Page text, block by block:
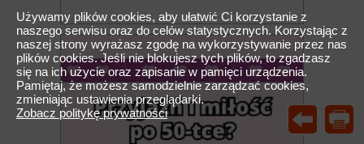
Używamy plików cookies, aby ułatwić Ci korzystanie z
naszego serwisu oraz do celów statystycznych. Korzystając z
naszej strony wyrażasz zgodę na wykorzystywanie przez nas
plików cookies. Jeśli nie blokujesz tych plików, to zgadzasz
się na ich użycie oraz zapisanie w pamięci urządzenia.
Pamiętaj, że możesz samodzielnie zarządzać cookies,
zmieniając ustawienia przeglądarki.
Zobacz politykę prywatności